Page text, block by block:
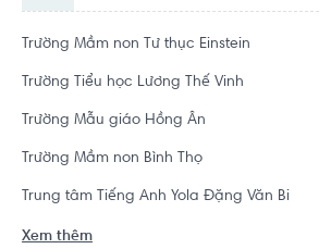
Trường Mầm non Tư thục Einstein
Trường Tiểu học Lương Thế Vinh
Trường Mẫu giáo Hồng Ân
Trường Mầm non Bình Thọ
Trung tâm Tiếng Anh Yola Đặng Văn Bi
Xem thêm